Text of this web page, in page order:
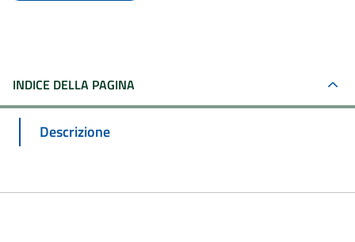
INDICE DELLA PAGINA
Descrizione